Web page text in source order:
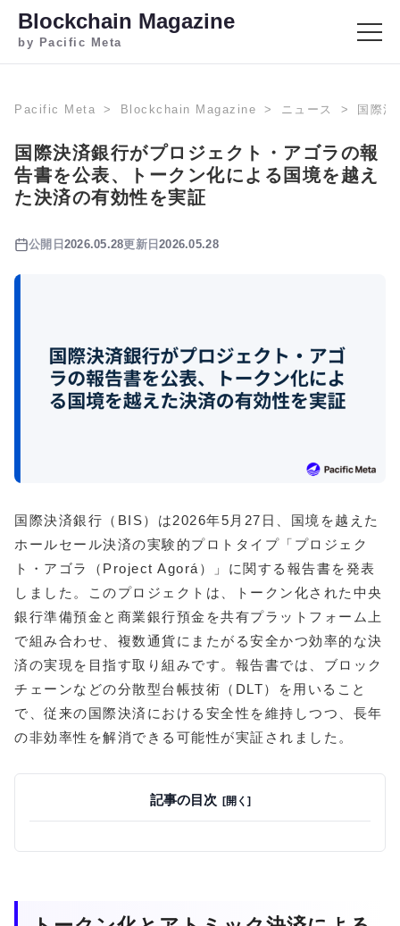
Blockchain Magazine
by Pacific Meta
Pacific Meta Blockchain Magazine ニュース 国際
国際決済銀行がプロジェクト・アゴラの報
告書を公表、トークン化による国境を越え
た決済の有効性を実証
公開日 2026.05.28更新日2026.05.28
国際決済銀行（BIS）は2026年5月27日、国境を越えた
ホールセール決済の実験的プロトタイプ「プロジェク
ト・アゴラ（Project Agorá）」に関する報告書を発表
しました。このプロジェクトは、トークン化された中央
銀行準備預金と商業銀行預金を共有プラットフォーム上
で組み合わせ、複数通貨にまたがる安全かつ効率的な決
済の実現を目指す取り組みです。報告書では、ブロック
チェーンなどの分散型台帳技術（DLT）を用いること
で、従来の国際決済における安全性を維持しつつ、長年
の非効率性を解消できる可能性が実証されました。
記事の目次